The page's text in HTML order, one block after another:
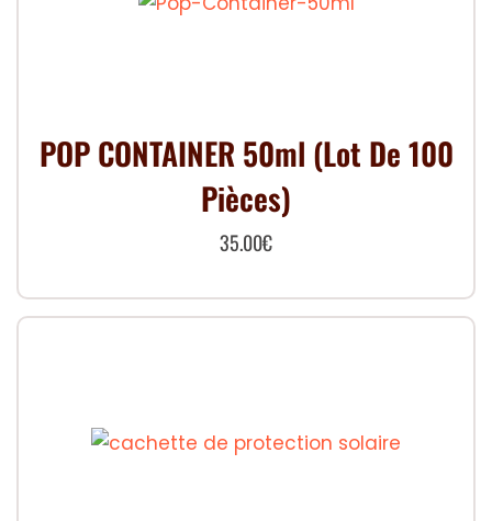
POP CONTAINER 50ml (Lot De 100
Pièces)
35.00€